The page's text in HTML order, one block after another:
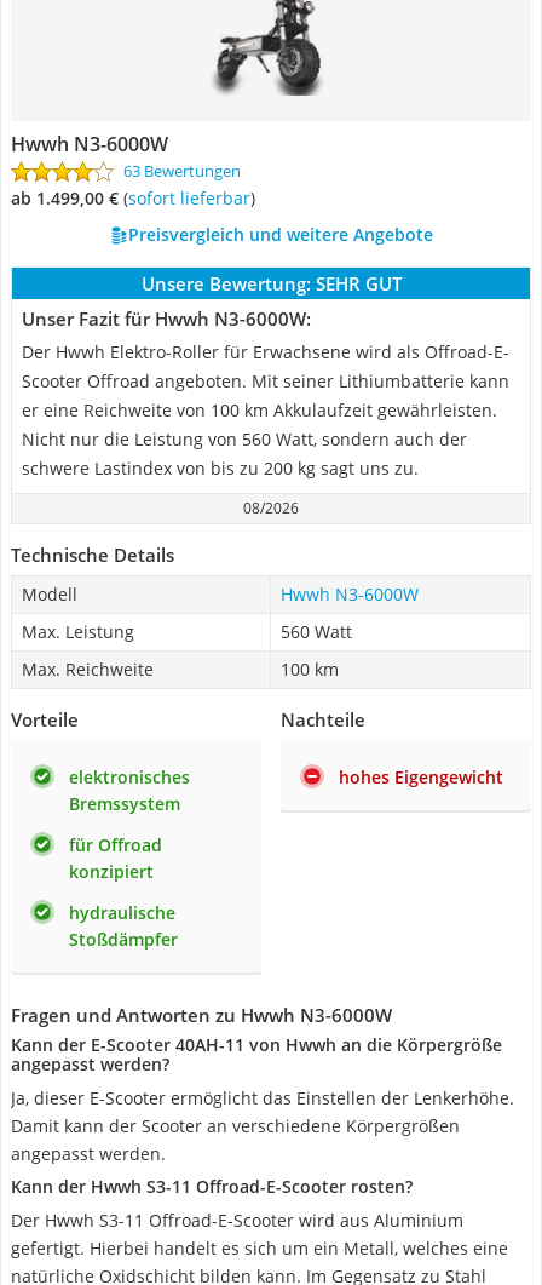
Hwwh ‎N3-6000W
63 Bewertungen
ab 1.499,00 € ( Sofort lieferbar)
Preisvergleich und weitere Angebote
Unsere Bewertung: SEHR GUT
Unser Fazit für Hwwh ‎N3-6000W:
Der Hwwh Elektro-Roller für Erwachsene wird als Offroad-E-
Scooter Offroad angeboten. Mit seiner Lithiumbatterie kann
er eine Reichweite von 100 km Akkulaufzeit gewährleisten.
Nicht nur die Leistung von 560 Watt, sondern auch der
schwere Lastindex von bis zu 200 kg sagt uns zu.
08/2026
Technische Details
Modell
Hwwh ‎N3-6000W
Max. Leistung
560 Watt
Max. Reichweite
100 km
Vorteile
elektronisches
Bremssystem
für Offroad
konzipiert
hydraulische
Stoßdämpfer
Nachteile
hohes Eigengewicht
Fragen und Antworten zu Hwwh ‎N3-6000W
Kann der E-Scooter 40AH-11 von Hwwh an die Körpergröße
angepasst werden?
Ja, dieser E-Scooter ermöglicht das Einstellen der Lenkerhöhe.
Damit kann der Scooter an verschiedene Körpergrößen
angepasst werden.
Kann der Hwwh S3-11 Offroad-E-Scooter rosten?
Der Hwwh S3-11 Offroad-E-Scooter wird aus Aluminium
gefertigt. Hierbei handelt es sich um ein Metall, welches eine
natürliche Oxidschicht bilden kann. Im Gegensatz zu Stahl